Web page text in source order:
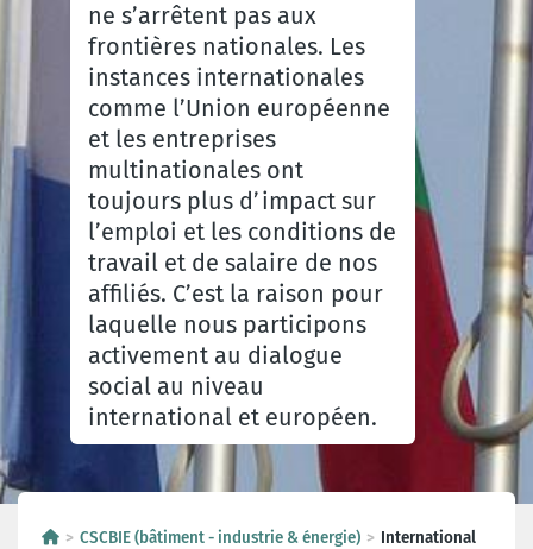
ne s’arrêtent pas aux
frontières nationales. Les
instances internationales
comme l’Union européenne
et les entreprises
multinationales ont
toujours plus d’impact sur
l’emploi et les conditions de
travail et de salaire de nos
affiliés. C’est la raison pour
laquelle nous participons
activement au dialogue
social au niveau
international et européen.
CSCBIE (bâtiment - industrie & énergie) International